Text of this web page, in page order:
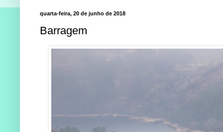
quarta-feira, 20 de junho de 2018
Barragem